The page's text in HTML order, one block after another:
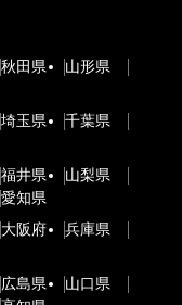
秋田県
山形県
埼玉県
千葉県
福井県
山梨県
愛知県
大阪府
兵庫県
広島県
山口県